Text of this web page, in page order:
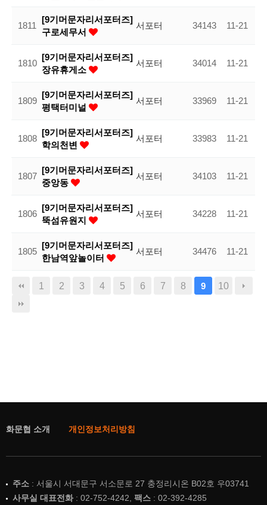
1811
[9기머문자리서포터즈]
구로세무서
서포터 34143 11-21
1810
[9기머문자리서포터즈]
장유휴게소
서포터 34014 11-21
1809
[9기머문자리서포터즈]
평택터미널
서포터 33969 11-21
1808
[9기머문자리서포터즈]
학의천변
서포터 33983 11-21
1807
[9기머문자리서포터즈]
중앙동
서포터 34103 11-21
1806
[9기머문자리서포터즈]
뚝섬유원지
서포터 34228 11-21
1805
[9기머문자리서포터즈]
한남역앞놀이터
서포터 34476 11-21
1 2 3 4 5 6 7 8 9 10
화문협 소개 개인정보처리방침
주소 : 서울시 서대문구 서소문로 27 충정리시온 B02호 우03741
사무실 대표전화: 02-752-4242, 팩스 : 02-392-4285